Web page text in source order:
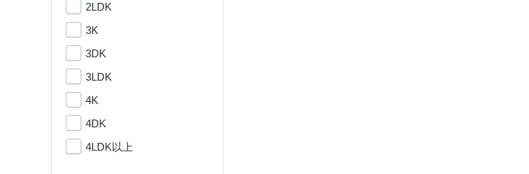
2LDK
3K
3DK
3LDK
4K
4DK
4LDK以上